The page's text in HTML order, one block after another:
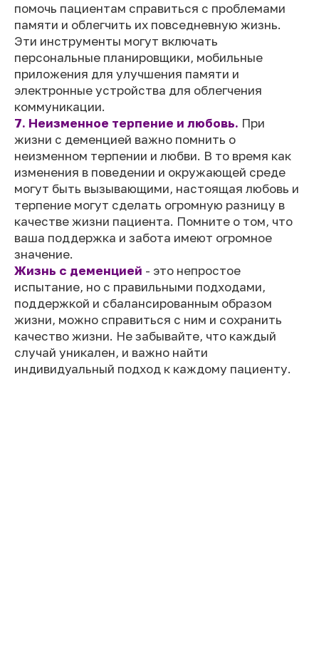
помочь пациентам справиться с проблемами
памяти и облегчить их повседневную жизнь.
Эти инструменты могут включать
персональные планировщики, мобильные
приложения для улучшения памяти и
электронные устройства для облегчения
коммуникации.
7. Неизменное терпение и любовь. При
жизни с деменцией важно помнить о
неизменном терпении и любви. В то время как
изменения в поведении и окружающей среде
могут быть вызывающими, настоящая любовь и
терпение могут сделать огромную разницу в
качестве жизни пациента. Помните о том, что
ваша поддержка и забота имеют огромное
значение.
Жизнь с деменцией - это непростое
испытание, но с правильными подходами,
поддержкой и сбалансированным образом
жизни, можно справиться с ним и сохранить
качество жизни. Не забывайте, что каждый
случай уникален, и важно найти
индивидуальный подход к каждому пациенту.